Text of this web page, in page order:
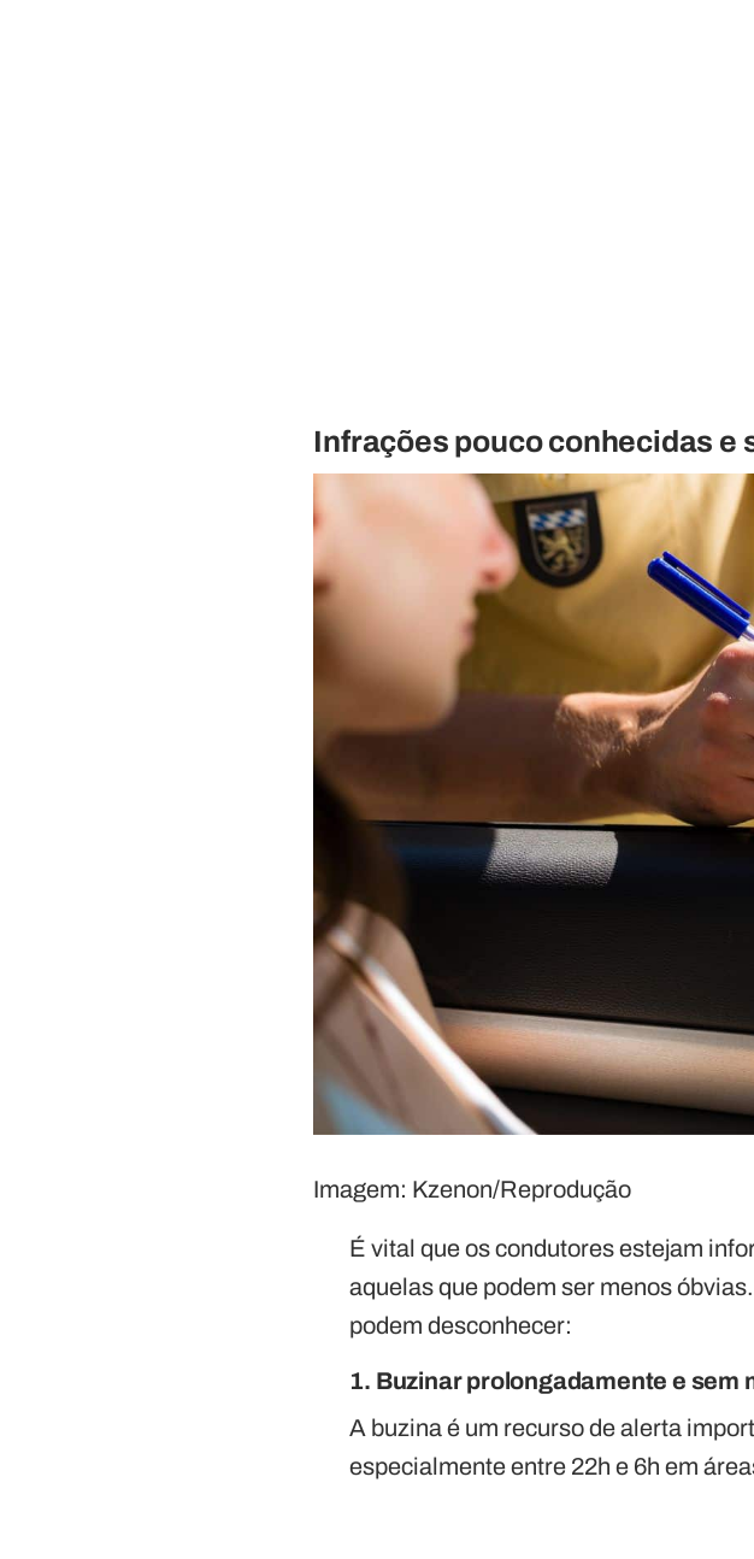
Infrações pouco conhecidas e
Imagem: Kzenon/Reprodução
É vital que os condutores estejam
aquelas que podem ser menos
podem desconhecer:
1. Buzinar prolongadamente e sem
A buzina é um recurso de alerta
especialmente entre 22h e 6h em